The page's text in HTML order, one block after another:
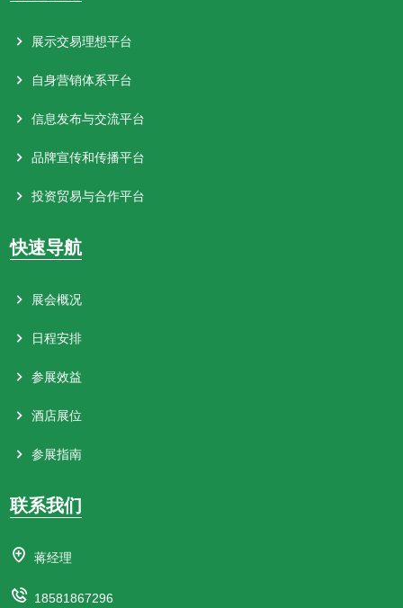
展示交易理想平台
自身营销体系平台
信息发布与交流平台
品牌宣传和传播平台
投资贸易与合作平台
快速导航
展会概况
日程安排
参展效益
酒店展位
参展指南
联系我们
蒋经理
18581867296